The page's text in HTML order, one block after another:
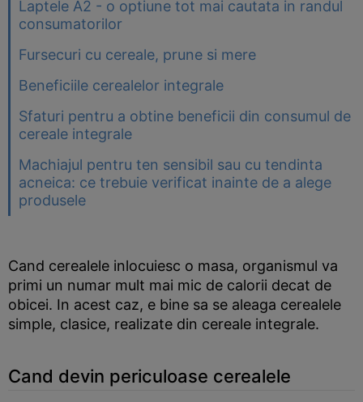
Laptele A2 - o optiune tot mai cautata in randul
consumatorilor
Fursecuri cu cereale, prune si mere
Beneficiile cerealelor integrale
Sfaturi pentru a obtine beneficii din consumul de
cereale integrale
Machiajul pentru ten sensibil sau cu tendinta
acneica: ce trebuie verificat inainte de a alege
produsele
Cand cerealele inlocuiesc o masa, organismul va
primi un numar mult mai mic de calorii decat de
obicei. In acest caz, e bine sa se aleaga cerealele
simple, clasice, realizate din cereale integrale.
Cand devin periculoase cerealele